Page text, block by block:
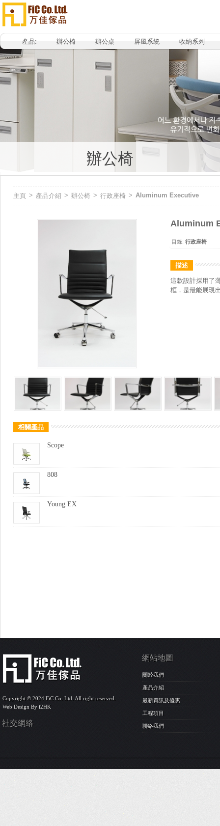
產品: 辦公椅 辦公桌 屏風系統 收納系列
辦公椅
主頁 > 產品介紹 > 辦公椅 > 行政座椅 > Aluminum Executive
Aluminum
目錄: 行政座椅
描述
這款設計採用了
框，是最能展現
相關產品
Scope
808
Young EX
Copyright © 2024 FiC Co. Ltd. All right reserved.
Web Design By i2HK
社交網絡
網站地圖
關於我們
產品介紹
最新資訊及優惠
工程項目
聯絡我們